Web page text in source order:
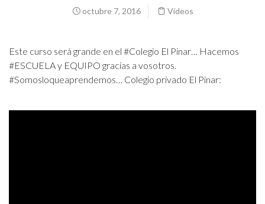
octubre 7, 2016 Vídeos
Este curso será grande en el #Colegio El Pinar… Hacemos
#ESCUELA y EQUIPO gracias a vosotros.
#Somosloqueaprendemos… Colegio privado El Pinar: